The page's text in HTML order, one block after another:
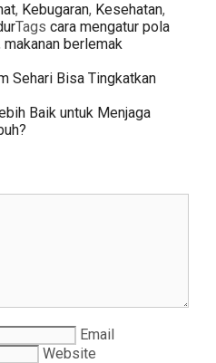
, Kebugaran, Kesehatan,
Tags cara mengatur pola
makanan berlemak
Sehari Bisa Tingkatkan
Baik untuk Menjaga
Email
Website